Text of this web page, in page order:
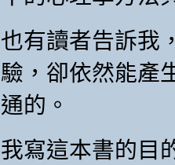
也有讀者告訴我
驗，卻依然能產
通的。
我寫這本書的目